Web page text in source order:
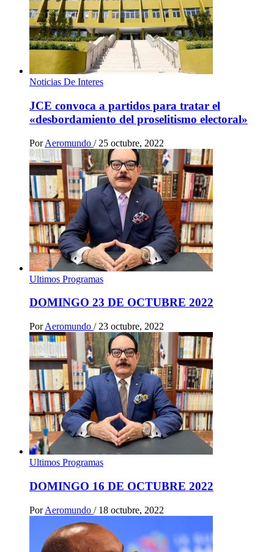
Noticias De Interes
JCE convoca a partidos para tratar el
«desbordamiento del proselitismo electoral»
Por Aeromundo / 25 octubre, 2022
Ultimos Programas
DOMINGO 23 DE OCTUBRE 2022
Por Aeromundo / 23 octubre, 2022
Ultimos Programas
DOMINGO 16 DE OCTUBRE 2022
Por Aeromundo / 18 octubre, 2022